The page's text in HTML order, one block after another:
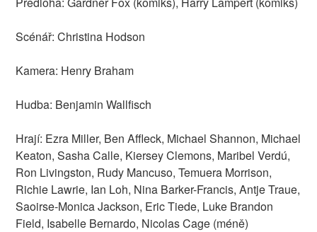
Scénář: Christina Hodson
Kamera: Henry Braham
Hudba: Benjamin Wallfisch
Hrají: Ezra Miller, Ben Affleck, Michael Shannon, Michael
Keaton, Sasha Calle, Kiersey Clemons, Maribel Verdú,
Ron Livingston, Rudy Mancuso, Temuera Morrison,
Richie Lawrie, Ian Loh, Nina Barker-Francis, Antje Traue,
Saoirse-Monica Jackson, Eric Tiede, Luke Brandon
Field, Isabelle Bernardo, Nicolas Cage (méně)